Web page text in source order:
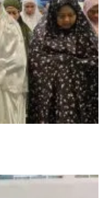
40.000 orang